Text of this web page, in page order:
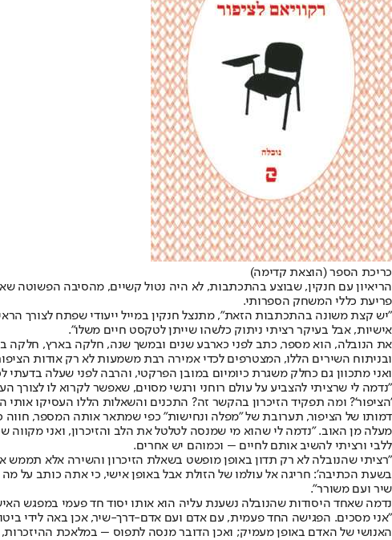
כריכת הספר (הוצאת קדימה)
הריאיון עם חנקין, שבוצע בהתכתבות, לא היה נטול קשיים, מהסיבה
פריעת כללי המשחק הספרותי.
"יש קצת משונה בהתכתבות הזאת", מתנצל חנקין במייל ייעודי שפתח לצורך
אישיות, אבל בעיקר רציתי ניתוק כלשהו שייתן לטקסט חיים משלו".
את הנובלה, הוא מספר, כתב לפני כארבע שנים ובמשך שנה, חלקה בארץ,
ובניתוח השירים הללו, המצטרפים לכדי אמירה רבת משמעות לא רק אודות
ואני מתכוון גם כחלק משגרת כיומיום במובן הפרקטי, והרבה לפני שעלה
"נדמה לי שרציתי להצביע על עולם רוחני ורגשי מסוים, שאפשר לקרוא לו לצורך
'הציפור'? ומה תפקיד הזיכרון בהקשר זה? התכנים והשאלות הללו העסיקו
דמותו של הציפור, תערובת של "מפלה ונחישות" כפי שמתאר אותה המספר,
מעלה מן האוב. "נדמה לי שהוא מי שמנסה לטלטל את הלב והזיכרון, ואני
ללבי ורציתי להשיב אותם לחיים – וכמוהם יש אחרים.
"רציתי שהנובלה לא רק תדון באופן מופשט בשאלת הזיכרון והשירה אלא תממש
בשעת הכתיבה': חריגה אל עולמו של הזולת אבל באופן אישי, כי אתה כותב על
שיר ועם משורר".
נדמה שאחד היסודות שהנובלה נשענת עליה הוא אותו יסוד חד פעמי במפגש
"אני מסכים. הפגישה החד פעמית, עם אדם ועם אדם-דרך-שיר, אכן באה לידי
האנושי של האדם באופן מעמיק; ואכן הדובר מנסה לתפוס – במלאכת